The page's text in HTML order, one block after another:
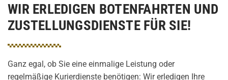
WIR ERLEDIGEN BOTENFAHRTEN UND
ZUSTELLUNGSDIENSTE FÜR SIE!
Ganz egal, ob Sie eine einmalige Leistung oder
regelmäßige Kurierdienste benötigen: Wir erledigen Ihre